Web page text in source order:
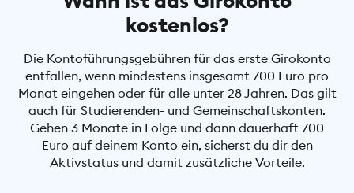
kostenlos?
Die Kontoführungsgebühren für das erste Girokonto
entfallen, wenn mindestens insgesamt 700 Euro pro
Monat eingehen oder für alle unter 28 Jahren. Das gilt
auch für Studierenden- und Gemeinschaftskonten.
Gehen 3 Monate in Folge und dann dauerhaft 700
Euro auf deinem Konto ein, sicherst du dir den
Aktivstatus und damit zusätzliche Vorteile.